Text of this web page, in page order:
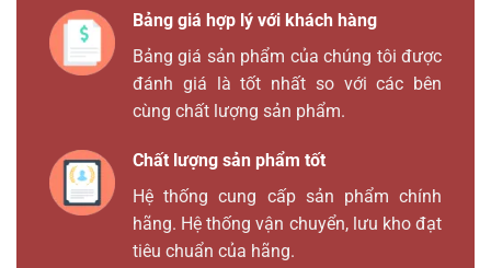
Bảng giá hợp lý với khách hàng
Bảng giá sản phẩm của chúng tôi được
đánh giá là tốt nhất so với các bên
cùng chất lượng sản phẩm.
Chất lượng sản phẩm tốt
Hệ thống cung cấp sản phẩm chính
hãng. Hệ thống vận chuyển, lưu kho đạt
tiêu chuẩn của hãng.